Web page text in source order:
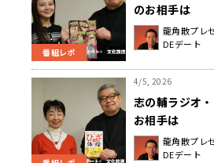
番組レポ
のお相手は
龍角散プレ
DEデート
4/5, 2026
志の輔ラジオ
お相手は
龍角散プレ
DEデート